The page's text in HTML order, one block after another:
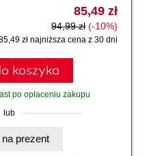
85,49 zł
94,99 zł (-10%)
zł najniższa cena z 30 dni
koszyka
po opłaceniu zakupu
lub
Kup na prezent